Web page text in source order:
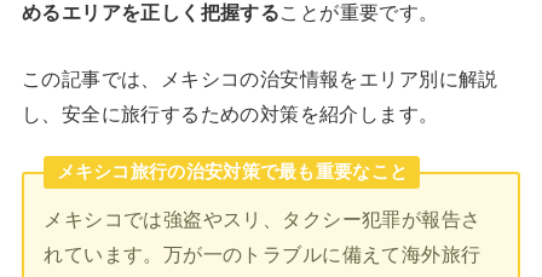
めるエリアを正しく把握することが重要です。
この記事では、メキシコの治安情報をエリア別に解説
し、安全に旅行するための対策を紹介します。
メキシコ旅行の治安対策で最も重要なこと
メキシコでは強盗やスリ、タクシー犯罪が報告さ
れています。万が一のトラブルに備えて海外旅行